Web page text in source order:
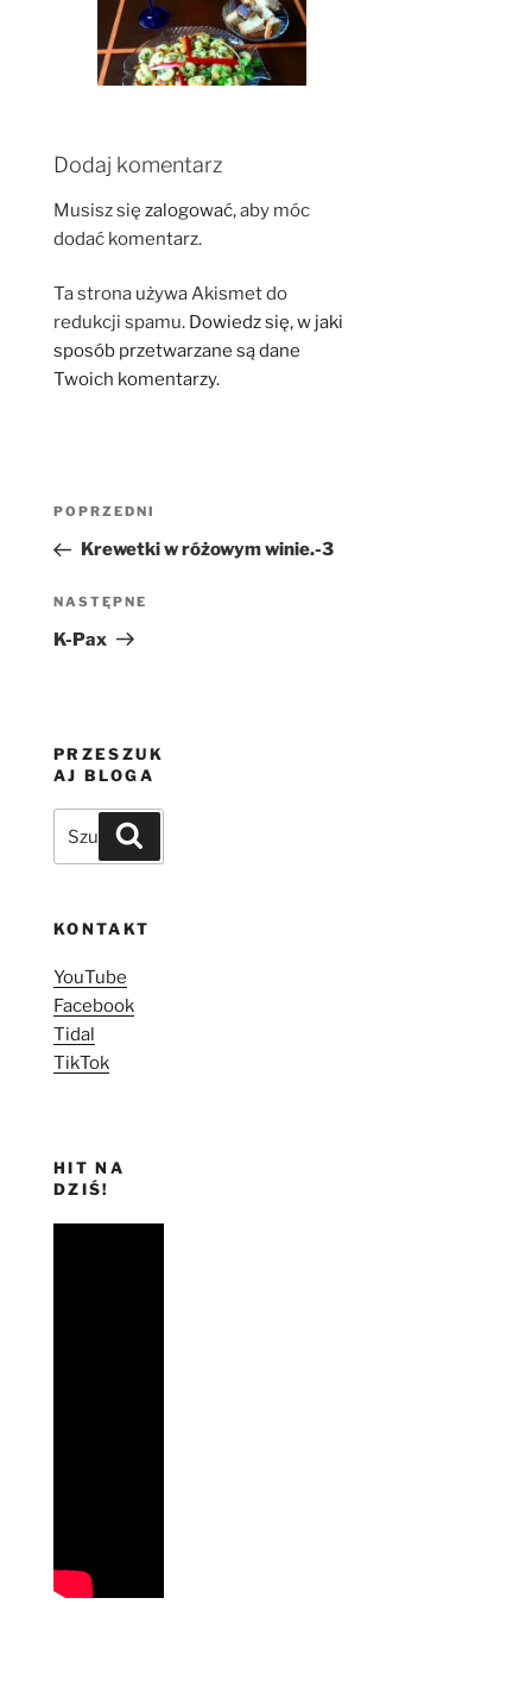
Dodaj komentarz
Musisz się zalogować, aby móc
dodać komentarz.
Ta strona używa Akismet do
redukcji spamu. Dowiedz się, w jaki
sposób przetwarzane są dane
Twoich komentarzy.
Nawigacja
Poprzedni
wpis
POPRZEDNI
Krewetki w różowym winie.-3
Następny
wpis
NASTĘPNE
K-Pax
PRZESZUK
AJ BLOGA
Szukaj:
KONTAKT
YouTube
Facebook
Tidal
TikTok
HIT NA
DZIŚ!